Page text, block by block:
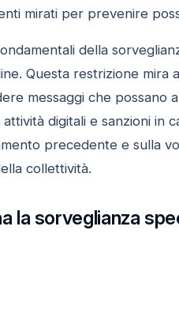
mirati per prevenire
della
Questa restrizione
messaggi che possano
digitali e sanzioni in
precedente e sulla
collettività.
la sorveglianza